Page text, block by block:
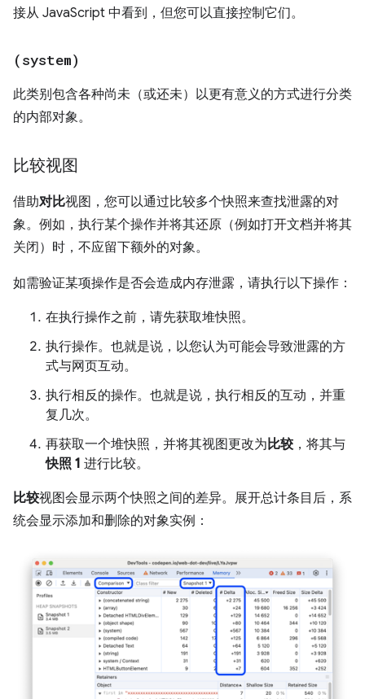
接从 JavaScript 中看到，但您可以直接控制它们。
(system)
此类别包含各种尚未（或还未）以更有意义的方式进行分类
的内部对象。
比较视图
借助对比视图，您可以通过比较多个快照来查找泄露的对
象。例如，执行某个操作并将其还原（例如打开文档并将其
关闭）时，不应留下额外的对象。
如需验证某项操作是否会造成内存泄露，请执行以下操作：
在执行操作之前，请先获取堆快照。
执行操作。也就是说，以您认为可能会导致泄露的方
式与网页互动。
执行相反的操作。也就是说，执行相反的互动，并重
复几次。
再获取一个堆快照，并将其视图更改为比较，将其与
快照 1 进行比较。
比较视图会显示两个快照之间的差异。展开总计条目后，系
统会显示添加和删除的对象实例：